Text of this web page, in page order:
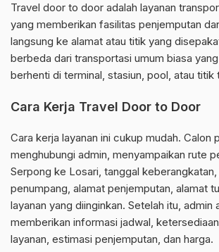
Travel door to door adalah layanan
yang memberikan fasilitas penjemputan
langsung ke alamat atau titik yang
berbeda dari transportasi umum biasa
berhenti di terminal, stasiun, pool, atau titik
Cara Kerja Travel Door to Door
Cara kerja layanan ini cukup mudah. Calon
menghubungi admin, menyampaikan rute
Serpong ke Losari, tanggal keberangkatan,
penumpang, alamat penjemputan, alamat
layanan yang diinginkan. Setelah itu, admin
memberikan informasi jadwal,
layanan, estimasi penjemputan, dan harga.